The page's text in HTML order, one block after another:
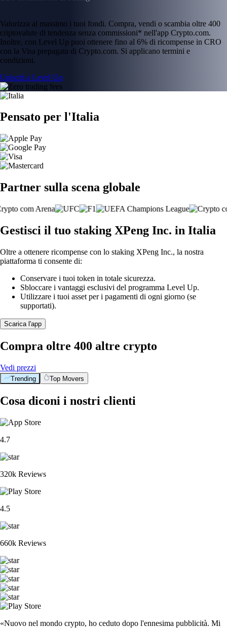
Valorizza al massimo i tuoi fondi. Compra, vendi o scambia oltre 400
criptovalute di tendenza senza commissioni* nell'app Crypto.com.
Inoltre, con Level Up puoi ottenere fino al 6% di ricompense in CRO
con la Visa prepagata di Crypto.com. Si applicano termini e
condizioni.
Unisciti a Level Up
Pensato per l'Italia
Partner sulla scena globale
Gestisci il tuo staking XPeng Inc. in Italia
Oltre a ottenere ricompense con lo staking XPeng Inc., la nostra
piattaforma ti consente di:
Conservare i tuoi token in totale sicurezza.
Sbloccare i vantaggi esclusivi del programma Level Up.
Utilizzare i tuoi asset per i pagamenti di ogni giorno (se
supportati).
Scarica l'app
Compra oltre 400 altre crypto
Vedi prezzi
Trending Top Movers
Cosa diconi i nostri clienti
4.7
320k Reviews
4.5
660k Reviews
«Nuovo nel mondo crypto, ho ceduto dopo l'ennesima pubblicità. Mi